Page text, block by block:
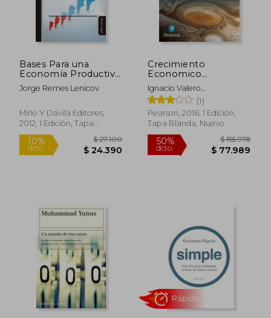
Bases Para una
Economía Productiva:
El Programa de
Enero-Abril de 2002 y
Recuperación de la
Economía Argentina
Jorge Remes Lenicov
Miño Y Dávila Editores,
2012, 1 Edición, Tapa
Blanda, Nuevo
10%
dcto.
$ 27.100
$ 24.390
Crecimiento
Economico
Problemas y
Ejercicios Resueltos
Ignacio Valero
Perandones,Otros
(1)
Pearson, 2016, 1 Edición,
Tapa Blanda, Nuevo
50%
dcto.